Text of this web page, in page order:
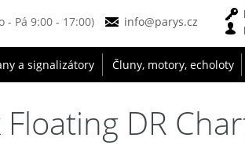
- Pá 9:00 - 17:00) info@parys.cz
a signalizátory Čluny, motory, echoloty
DR